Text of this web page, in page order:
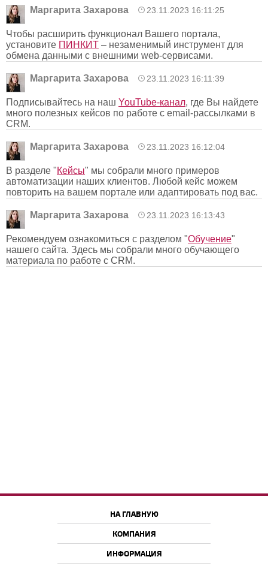
Маргарита Захарова 23.11.2023 16:11:25
Чтобы расширить функционал Вашего портала,
установите ПИНКИТ – незаменимый инструмент для
обмена данными с внешними web-сервисами.
Маргарита Захарова 23.11.2023 16:11:39
Подписывайтесь на наш YouTube-канал, где Вы найдете
много полезных кейсов по работе с email-рассылками в
CRM.
Маргарита Захарова 23.11.2023 16:12:04
В разделе "Кейсы" мы собрали много примеров
автоматизации наших клиентов. Любой кейс можем
повторить на вашем портале или адаптировать под вас.
Маргарита Захарова 23.11.2023 16:13:43
Рекомендуем ознакомиться с разделом "Обучение"
нашего сайта. Здесь мы собрали много обучающего
материала по работе с CRM.
НА ГЛАВНУЮ
КОМПАНИЯ
ИНФОРМАЦИЯ